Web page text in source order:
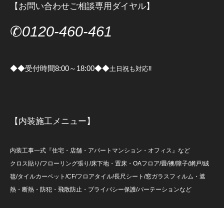
【お問い合わせご相談専用ダイヤル】
✆0120-460-461
◆◆受付時間8:00～18:00◆◆土日祝も対応‼
【内装施工メニュー】
内装工事一式『住宅・店舗・アパートマンション・オフィス』など
クロス貼り/フローリング張り/床下地・置床・OAフロア/畳/襖/障子/網戸/絨
毯/タイルカーペット/CF/フロアタイル/長尺シート/窓ガラスフィルム・遮
熱・断熱・防犯・飛散防止・プライバシー保護/パーテーションなど